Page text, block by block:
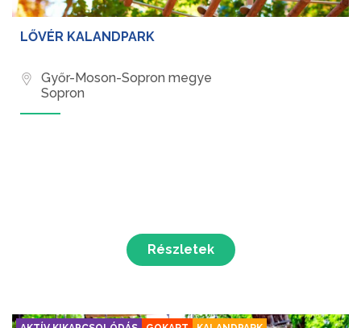
LŐVÉR KALANDPARK
Győr-Moson-Sopron megye
Sopron
Részletek